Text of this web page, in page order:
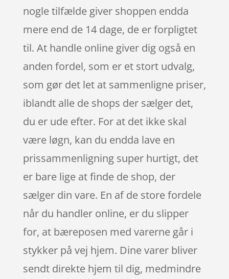
nogle tilfælde giver shoppen endda
mere end de 14 dage, de er forpligtet
til. At handle online giver dig også en
anden fordel, som er et stort udvalg,
som gør det let at sammenligne priser,
iblandt alle de shops der sælger det,
du er ude efter. For at det ikke skal
være løgn, kan du endda lave en
prissammenligning super hurtigt, det
er bare lige at finde de shop, der
sælger din vare. En af de store fordele
når du handler online, er du slipper
for, at bæreposen med varerne går i
stykker på vej hjem. Dine varer bliver
sendt direkte hjem til dig, medmindre